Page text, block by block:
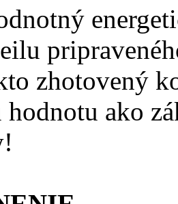
zhotovený
hodnotu ako